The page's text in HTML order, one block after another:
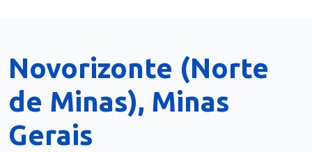
Novorizonte (Norte
de Minas), Minas
Gerais